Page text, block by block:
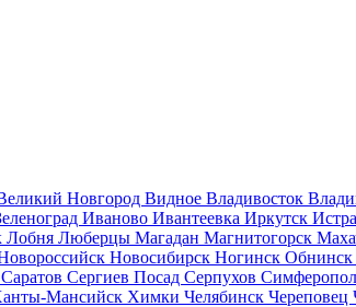
Новгород Видное Владивосток
Иваново Ивантеевка Иркутск Истра
Лобня Люберцы Магадан Магнитогорск
Новосибирск Ногинск Обнинск
Саратов Сергиев Посад Серпухов
Мансийск Химки Челябинск Череповец